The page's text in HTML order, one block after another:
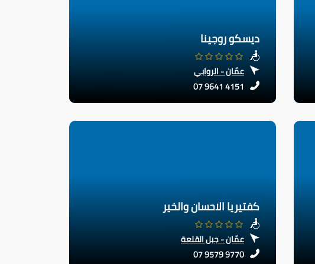
ديسكو روجينا
عمّان - الروابي
07 9641 4151
كفتيريا الاحسان والخير
عمّان - جبل القلعة
07 9579 9770